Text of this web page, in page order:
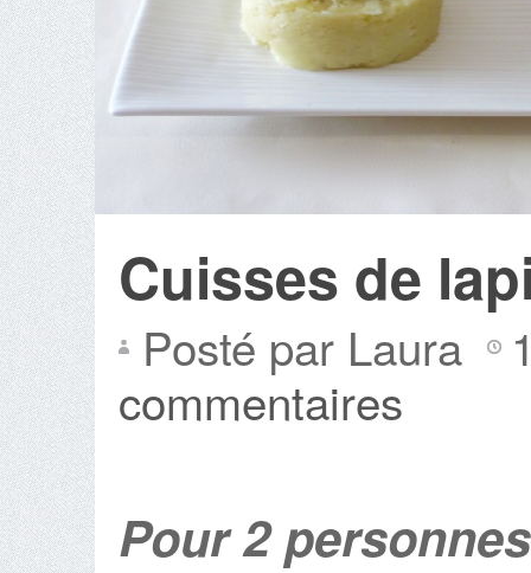
Cuisses de
Posté par Laura
commentaires
Pour 2 personnes